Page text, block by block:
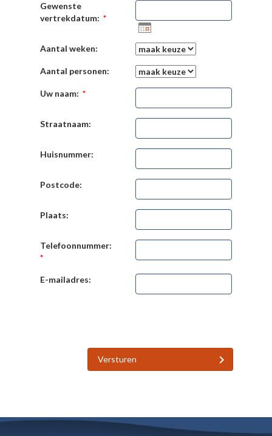
Gewenste
vertrekdatum: *
Aantal weken:
Aantal personen:
Uw naam: *
Straatnaam:
Huisnummer:
Postcode:
Plaats:
Telefoonnummer:
*
E-mailadres:
Versturen